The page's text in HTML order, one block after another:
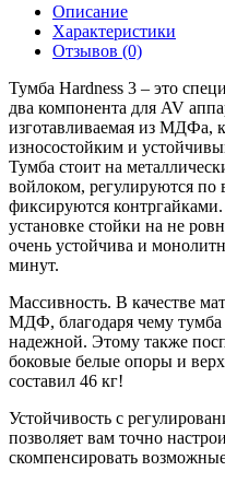
Описание
Характеристики
Отзывов (0)
Тумба Hardness 3 – это
два компонента для AV
изготавливаемая из МДФа,
износостойким и
Тумба стоит на
войлоком, регулируются по
фиксируются
установке стойки на не
очень устойчива и
минут.
Массивность. В качестве
МДФ, благодаря чему тумба
надежной. Этому также
боковые белые опоры и
составил 46 кг!
Устойчивость с
позволяет вам точно
скомпенсировать